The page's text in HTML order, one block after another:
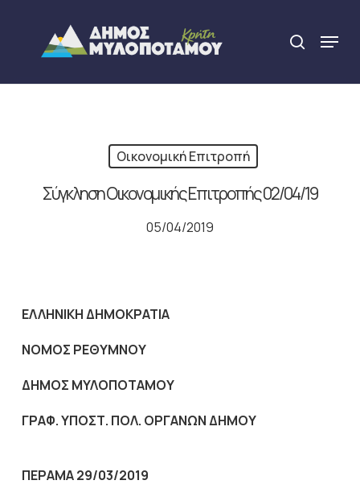
content
search
Menu
Οικονομική Επιτροπή
Σύγκληση Οικονομικής Επιτροπής 02/04/19
05/04/2019
ΕΛΛΗΝΙΚΗ ΔΗΜΟΚΡΑΤΙΑ
NOMOΣ ΡΕΘΥΜΝΟΥ
ΔΗΜΟΣ ΜΥΛΟΠΟΤΑΜΟΥ
ΓΡΑΦ. ΥΠΟΣΤ. ΠΟΛ. ΟΡΓΑΝΩΝ ΔΗΜΟΥ
ΠΕΡΑΜΑ 29/03/2019
Close